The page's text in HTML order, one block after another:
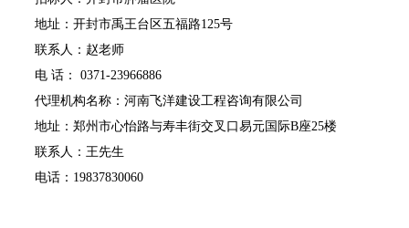
地址：开封市禹王台区五福路125号
联系人：赵老师
电 话：
0371-23966886
代理机构名称：河南飞洋建设工程咨询有限公司
地址：郑州市心怡路与寿丰街交叉口易元国际B座25楼
联系人： 王先生
电话： 19837830060